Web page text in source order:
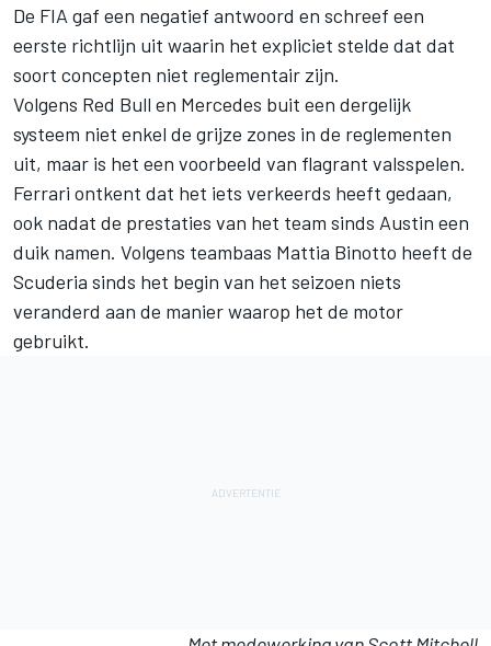
De FIA gaf een negatief antwoord en schreef een
eerste richtlijn uit waarin het expliciet stelde dat dat
soort concepten niet reglementair zijn.
Volgens Red Bull en Mercedes buit een dergelijk
systeem niet enkel de grijze zones in de reglementen
uit, maar is het een voorbeeld van flagrant valsspelen.
Ferrari ontkent dat het iets verkeerds heeft gedaan,
ook nadat de prestaties van het team sinds Austin een
duik namen. Volgens teambaas Mattia Binotto heeft de
Scuderia sinds het begin van het seizoen niets
veranderd aan de manier waarop het de motor
gebruikt.